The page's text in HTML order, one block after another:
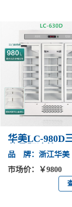
华美LC-980D
药品阴凉箱
品 牌：浙江华美
市场价：￥9800